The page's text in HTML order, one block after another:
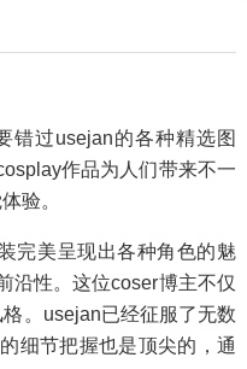
错过usejan的各种精选图
作品为人们带来不一
验。
完美呈现出各种角色的魅
沿性。这位coser博主不仅
。usejan已经征服了无数
细节把握也是顶尖的，通